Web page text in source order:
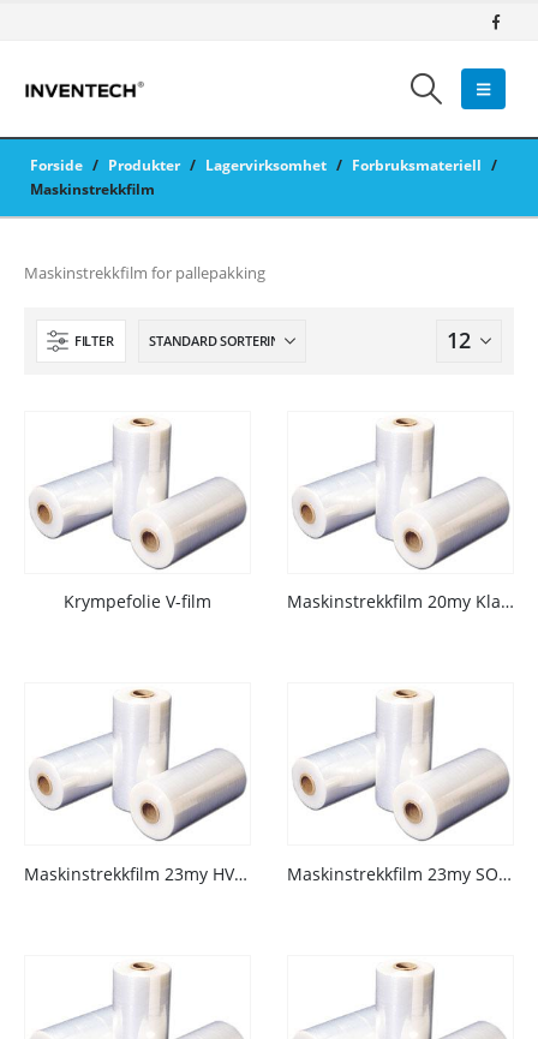
Forside / Produkter / Lagervirksomhet / Forbruksmateriell /
Maskinstrekkfilm
Maskinstrekkfilm for pallepakking
FILTER
Krympefolie V-film Maskinstrekkfilm 20my Klar 250%
Maskinstrekkfilm 23my HVIT 250% Maskinstrekkfilm 23my SORT 250%